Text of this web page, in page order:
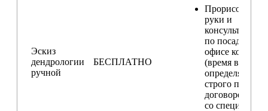
Эскиз
дендрологии
ручной
БЕСПЛАТНО
Прорисовка от
руки и
по посадкам в
офисе
(время встречи
определяется
строго по
со